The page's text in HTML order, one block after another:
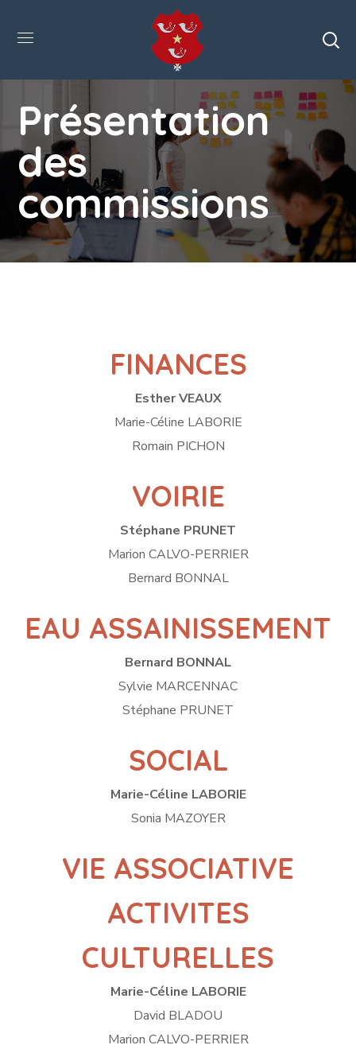
Présentation
des
commissions
FINANCES
Esther VEAUX
Marie-Céline LABORIE
Romain PICHON
VOIRIE
Stéphane PRUNET
Marion CALVO-PERRIER
Bernard BONNAL
EAU ASSAINISSEMENT
Bernard BONNAL
Sylvie MARCENNAC
Stéphane PRUNET
SOCIAL
Marie-Céline LABORIE
Sonia MAZOYER
VIE ASSOCIATIVE
ACTIVITES
CULTURELLES
Marie-Céline LABORIE
David BLADOU
Marion CALVO-PERRIER